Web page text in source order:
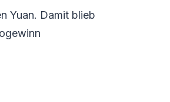
Yuan. Damit blieb